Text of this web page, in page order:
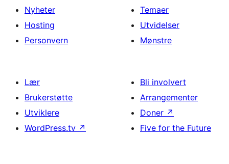
Nyheter
Hosting
Personvern
Temaer
Utvidelser
Mønstre
Lær
Brukerstøtte
Utviklere
WordPress.tv ↗
Bli involvert
Arrangementer
Doner ↗
Five for the Future